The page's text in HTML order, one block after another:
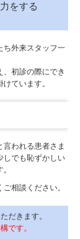
をする
ち外来スタッフ一
初診の際にでき
ています。
われる患者さま
しでも恥ずかしい
相談ください。
だきます。
です。